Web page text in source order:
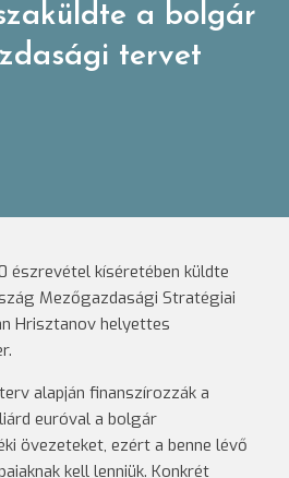
a bolgár
tervet
észrevétel kíséretében küldte
Mezőgazdasági Stratégiai
Hrisztanov helyettes
alapján finanszírozzák a
euróval a bolgár
övezeteket, ezért a benne lévő
kell lenniük. Konkrét